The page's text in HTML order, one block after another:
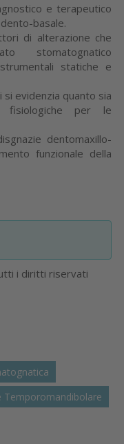
e terapeutico
basale.
di alterazione che
stomatognatico
statiche e
si evidenzia quanto sia
fisiologiche per le
dentomaxillo-
funzionale della
i diritti riservati
Temporomandibolare